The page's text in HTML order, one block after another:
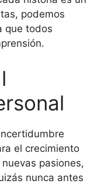
podemos
que todos
el crecimiento
pasiones,
nunca antes